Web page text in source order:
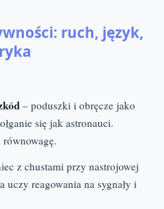
ruch, język,
– poduszki i obręcze jako
się jak astronauci.
z chustami przy nastrojowej
uczy reagowania na sygnały i